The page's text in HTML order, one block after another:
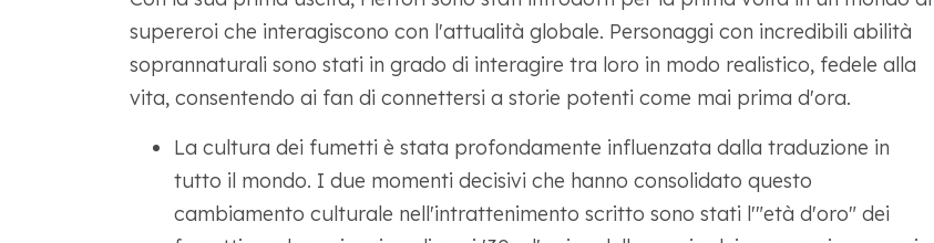
supereroi che interagiscono con l'attualità globale. Personaggi con incredibili abilità
soprannaturali sono stati in grado di interagire tra loro in modo realistico, fedele alla
vita, consentendo ai fan di connettersi a storie potenti come mai prima d'ora.
La cultura dei fumetti è stata profondamente influenzata dalla traduzione in
tutto il mondo. I due momenti decisivi che hanno consolidato questo
cambiamento culturale nell'intrattenimento scritto sono stati l'"età d'oro" dei